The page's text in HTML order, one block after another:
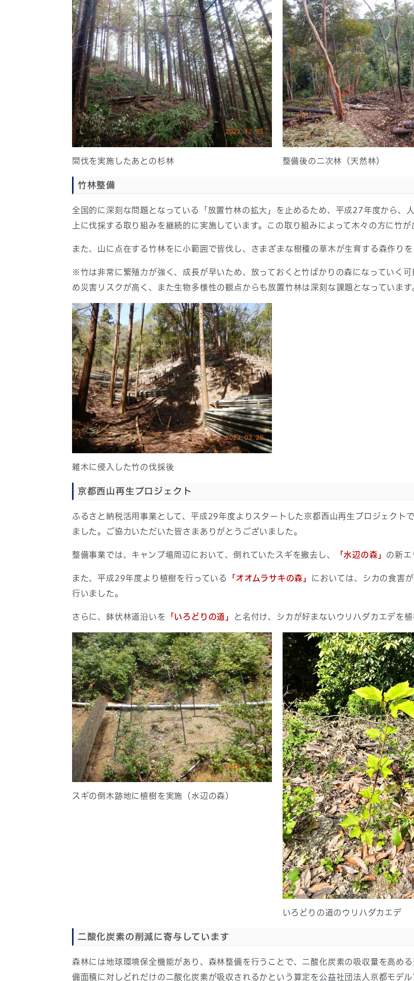
間伐を実施したあとの杉林 整備後の二次林（天然林）
竹林整備
全国的に深刻な問題となっている「放置竹林の拡大」を止めるため、平成27年度から、
上に伐採する取り組みを継続的に実施しています。この取り組みによって木々の方に竹が
また、山に点在する竹林をに小範囲で皆伐し、さまざまな樹種の草木が生育する森作りを
※竹は非常に繁殖力が強く、成長が早いため、放っておくと竹ばかりの森になっていく
め災害リスクが高く、また生物多様性の観点からも放置竹林は深刻な課題となっています
雑木に侵入した竹の伐採後
京都西山再生プロジェクト
ふるさと納税活用事業として、平成29年度よりスタートした京都西山再生プロジェク
ました。ご協力いただいた皆さまありがとうございました。
整備事業では、キャンプ場周辺において、倒れていたスギを撤去し、 「水辺の森」 の新エ
また、平成29年度より植樹を行っている 「オオムラサキの森」 においては、シカの食害
行いました。
さらに、鉢伏林道沿いを 「いろどりの道」 と名付け、シカが好まないウリハダカエデを植
スギの倒木跡地に植樹を実施（水辺の森）
いろどりの道のウリハダカエデ
二酸化炭素の削減に寄与しています
森林には地球環境保全機能があり、森林整備を行うことで、二酸化炭素の吸収量を高め
備面積に対しどれだけの二酸化炭素が吸収されるかという算定を公益社団法人京都モデ